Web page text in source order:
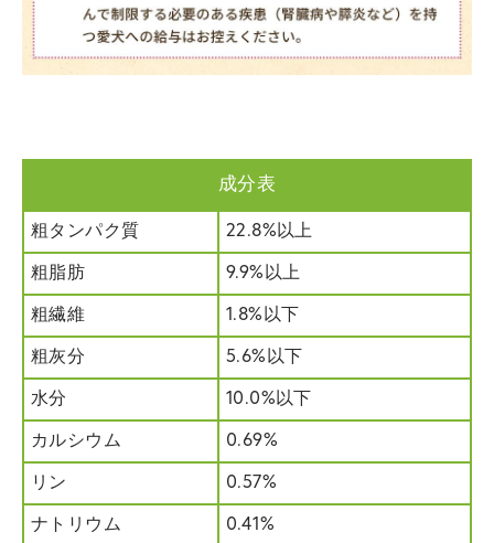
成分表
粗タンパク質 22.8%以上
粗脂肪 9.9%以上
粗繊維 1.8%以下
粗灰分 5.6%以下
水分 10.0%以下
カルシウム 0.69%
リン 0.57%
ナトリウム 0.41%